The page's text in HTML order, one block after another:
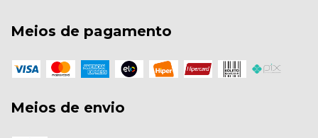
Meios de pagamento
Meios de envio